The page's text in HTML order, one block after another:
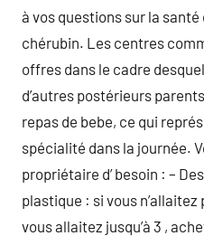
à vos questions sur la
chérubin. Les centres
offres dans le cadre
d’autres postérieurs
repas de bebe, ce qui
spécialité dans la journée.
propriétaire d’ besoin : –
plastique : si vous n’allaitez
vous allaitez jusqu’à 3 ,